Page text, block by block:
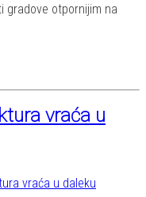
gradove otpornijim na
vraća u